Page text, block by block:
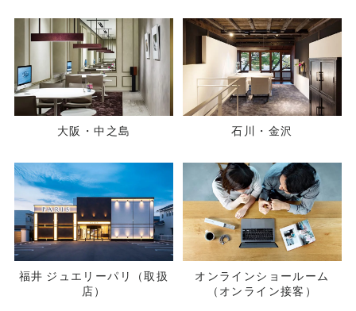
大阪・中之島 石川・金沢
福井 ジュエリーパリ（取扱
店）
オンラインショールーム
（オンライン接客）